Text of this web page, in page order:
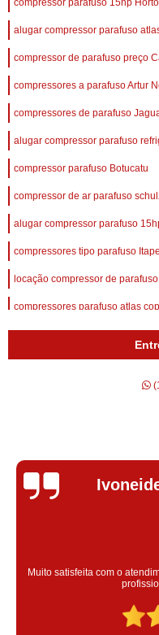
compressor parafuso 15hp
alugar compressor parafuso
compressor de parafuso preço
compressores a parafuso Artur
compressores de parafuso
alugar compressor parafuso
compressor parafuso Botucatu
compressor de ar parafuso
alugar compressor parafuso
compressores tipo parafuso
locação compressor de
compressores parafuso atlas
compressor de ar parafuso
compressores de parafuso atlas
locação compressor tipo
compressores de parafuso duplo
alugar compressor a parafuso
compressor tipo parafuso Monte
Silvana
Super satisfeita com o
colaoradores educado e
Claudinei